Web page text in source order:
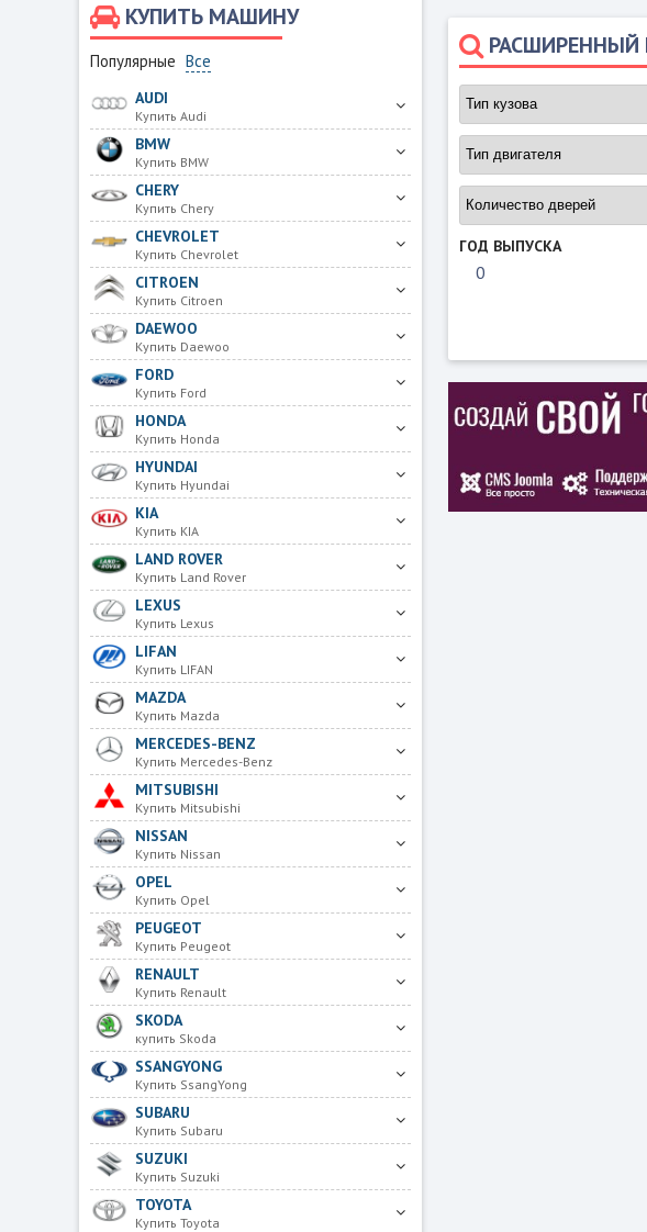
КУПИТЬ МАШИНУ
Популярные Все
AUDI
Купить Audi
BMW
Купить BMW
CHERY
Купить Chery
CHEVROLET
Купить Chevrolet
CITROEN
Купить Citroen
DAEWOO
Купить Daewoo
FORD
Купить Ford
HONDA
Купить Honda
HYUNDAI
Купить Hyundai
KIA
Купить KIA
LAND ROVER
Купить Land Rover
LEXUS
Купить Lexus
LIFAN
Купить LIFAN
MAZDA
Купить Mazda
MERCEDES-BENZ
Купить Mercedes-Benz
MITSUBISHI
Купить Mitsubishi
NISSAN
Купить Nissan
OPEL
Купить Opel
PEUGEOT
Купить Peugeot
RENAULT
Купить Renault
SKODA
купить Skoda
SSANGYONG
Купить SsangYong
SUBARU
Купить Subaru
SUZUKI
Купить Suzuki
TOYOTA
Купить Toyota
РАСШИРЕННЫЙ
ГОД ВЫПУСКА